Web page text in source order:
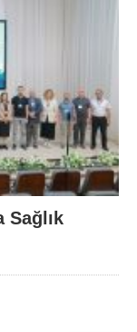
Sağlık